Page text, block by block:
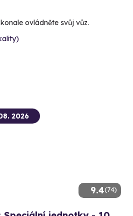
ovládněte svůj vůz.
9.4(74)
2026